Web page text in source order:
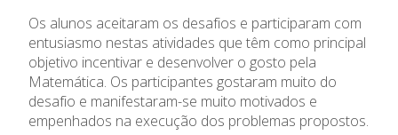
Admissão
Informações
APEE
Os alunos aceitaram os desafios e participaram com
entusiasmo nestas atividades que têm como principal
objetivo incentivar e desenvolver o gosto pela
Matemática. Os participantes gostaram muito do
desafio e manifestaram-se muito motivados e
empenhados na execução dos problemas propostos.